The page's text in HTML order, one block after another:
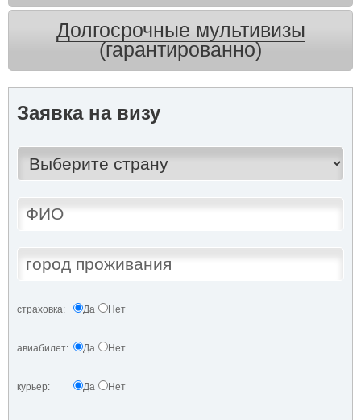
Долгосрочные мультивизы
(гарантированно)
Заявка на визу
страховка: Да Нет
авиабилет: Да Нет
курьер: Да Нет